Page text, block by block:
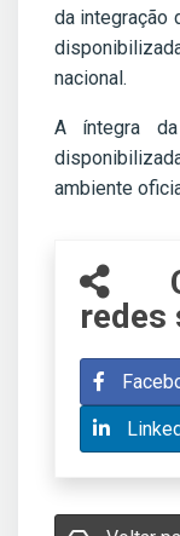
da integração
nacional.
A íntegra
ambiente
redes